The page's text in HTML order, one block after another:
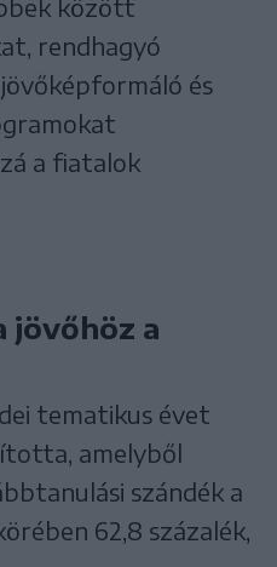
között
rendhagyó
és
a fiatalok
jövőhöz a
tematikus évet
amelyből
szándék a
62,8 százalék,